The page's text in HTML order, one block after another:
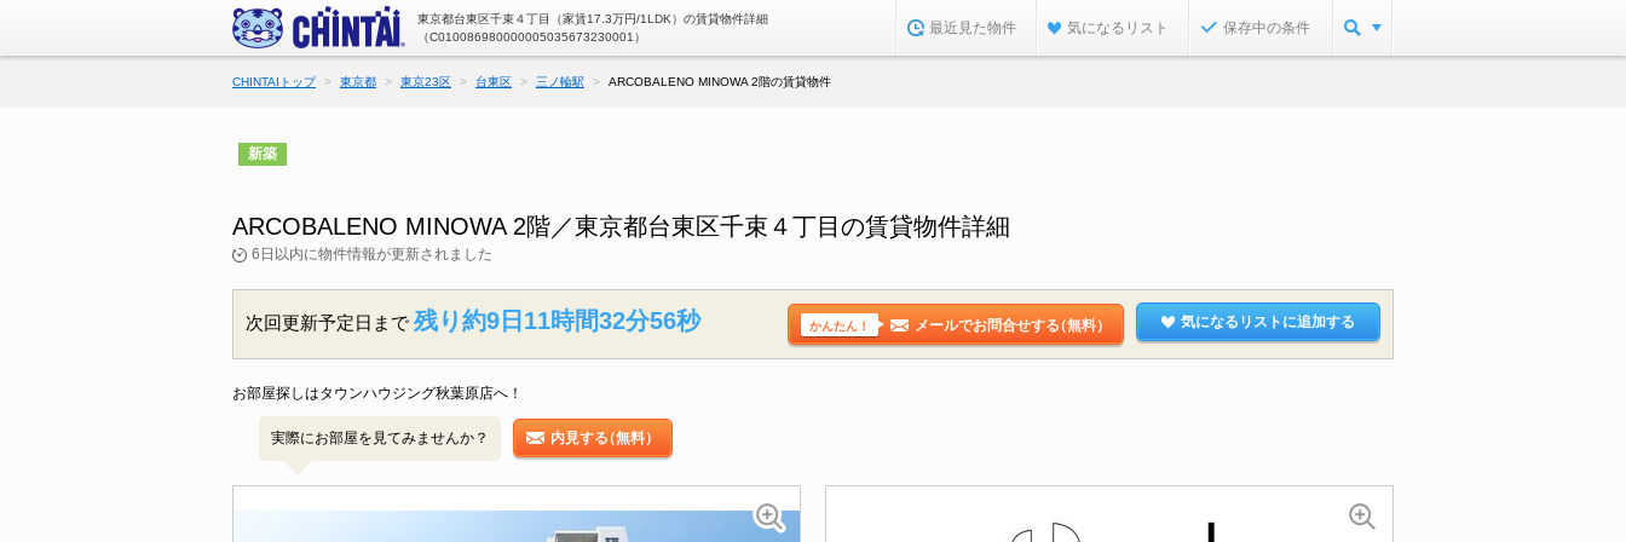
東京都台東区千束４丁目（家賃17.3万円/1LDK）の賃貸物件詳細
（C010086980000005035673230001）
最近見た物件 気になるリスト 保存中の条件
CHINTAIトップ 東京都 東京23区 台東区 三ノ輪駅 ARCOBALENO MINOWA 2階の賃貸物件
新築
ARCOBALENO MINOWA 2階／東京都台東区千束４丁目の賃貸物件詳細
6日以内に物件情報が更新されました
次回更新予定日まで 残り約9日11時間32分55秒 かんたん！ メールでお問合せする（無料） 気になるリストに追加する
お部屋探しはタウンハウジング秋葉原店へ！
実際にお部屋を見てみませんか？ 内見する（無料）